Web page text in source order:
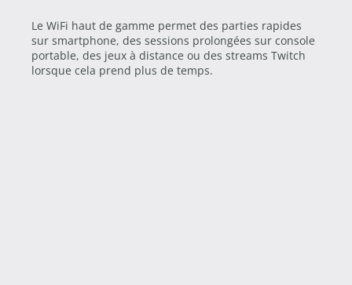
Le WiFi haut de gamme permet des parties rapides
sur smartphone, des sessions prolongées sur console
portable, des jeux à distance ou des streams Twitch
lorsque cela prend plus de temps.